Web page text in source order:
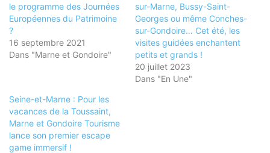
le programme des Journées
Européennes du Patrimoine
?
16 septembre 2021
Dans "Marne et Gondoire"
sur-Marne, Bussy-Saint-
Georges ou même Conches-
sur-Gondoire… Cet été, les
visites guidées enchantent
petits et grands !
20 juillet 2023
Dans "En Une"
Seine-et-Marne : Pour les
vacances de la Toussaint,
Marne et Gondoire Tourisme
lance son premier escape
game immersif !